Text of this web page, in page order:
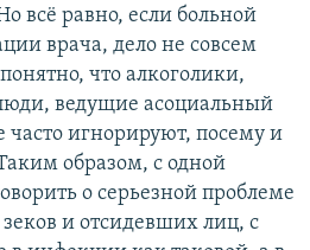
всё равно, если больной
врача, дело не совсем
что алкоголики,
ведущие асоциальный
часто игнорируют, посему и
образом, с одной
о серьезной проблеме
зеков и отсидевших лиц, с